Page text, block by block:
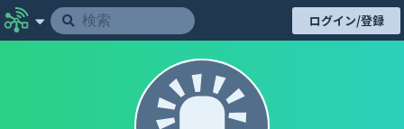
ログイン/登録